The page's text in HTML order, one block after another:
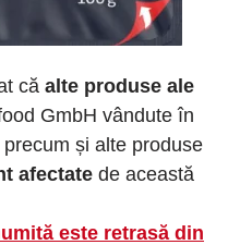
că alte produse ale
GmbH vândute în
și alte produse
afectate de această
este retrasă din